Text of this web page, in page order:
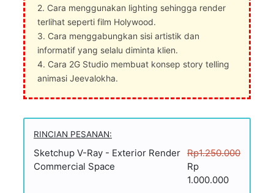
2. Cara menggunakan lighting sehingga render
terlihat seperti film Holywood.
3. Cara menggabungkan sisi artistik dan
informatif yang selalu diminta klien.
4. Cara 2G Studio membuat konsep story telling
animasi Jeevalokha.
RINCIAN PESANAN:
Sketchup V-Ray - Exterior Render
Commercial Space
Rp1.250.000
Rp
1.000.000